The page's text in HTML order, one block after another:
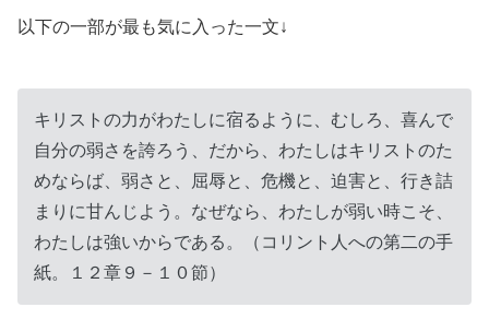
以下の一部が最も気に入った一文↓
キリストの力がわたしに宿るように、むしろ、喜んで
自分の弱さを誇ろう、だから、わたしはキリストのた
めならば、弱さと、屈辱と、危機と、迫害と、行き詰
まりに甘んじよう。なぜなら、わたしが弱い時こそ、
わたしは強いからである。（コリント人への第二の手
紙。１２章９－１０節）